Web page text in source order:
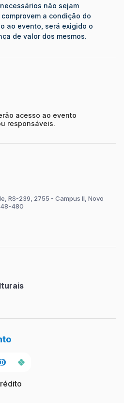
não sejam
a condição do
ao evento, será exigido o
de valor dos mesmos.
acesso ao evento
responsáveis.
RS-239, 2755 - Campus II, Novo
480